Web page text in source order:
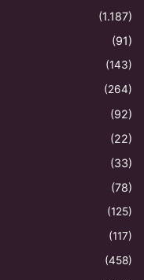
(1.187)
(91)
(143)
(264)
(92)
(22)
(33)
(78)
(125)
(117)
(458)